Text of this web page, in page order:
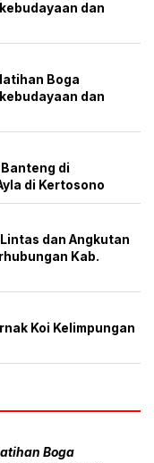
dan
Boga
dan
di
di Kertosono
dan Angkutan
Kab.
Koi Kelimpungan
Boga